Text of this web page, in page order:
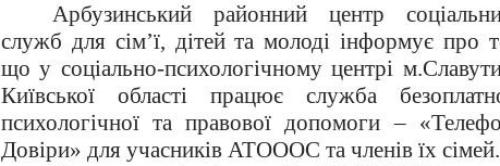
Арбузинський районний центр
служб для сім’ї, дітей та молоді інформує про
що у соціально-психологічному центрі
Київської області працює служба
психологічної та правової допомоги –
Довіри» для учасників АТОООС та членів їх сімей.